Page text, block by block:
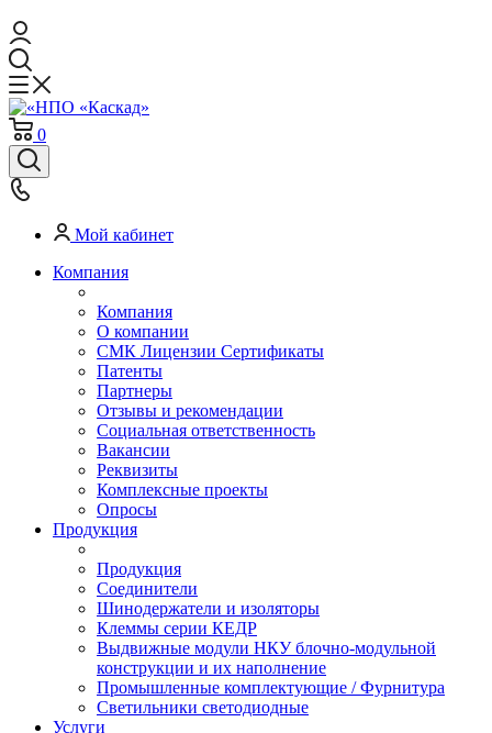
0
Мой кабинет
Компания
Компания
О компании
СМК Лицензии Сертификаты
Патенты
Партнеры
Отзывы и рекомендации
Социальная ответственность
Вакансии
Реквизиты
Комплексные проекты
Опросы
Продукция
Продукция
Соединители
Шинодержатели и изоляторы
Клеммы серии КЕДР
Выдвижные модули НКУ блочно-модульной
конструкции и их наполнение
Промышленные комплектующие / Фурнитура
Светильники светодиодные
Услуги